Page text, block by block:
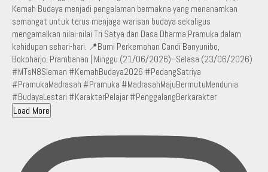
Load More